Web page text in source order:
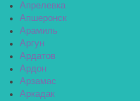
Апрелевка
Апшеронск
Арамиль
Аргун
Ардатов
Ардон
Арзамас
Аркадак